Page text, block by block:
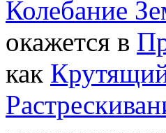
Колебание
окажется в
как